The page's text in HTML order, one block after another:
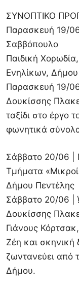
ΣΥΝΟΠΤΙΚΟ
Παρασκευή 19/
Σαββόπουλο
Παιδική
Ενηλίκων,
Παρασκευή 19/
Δουκίσσης
ταξίδι στο έργο
φωνητικά
Σάββατο 20/06 |
Τμήματα «Μικροί
Δήμου Πεντέλης
Σάββατο 20/06 |
Δουκίσσης
Γιάνους
Ζέη και σκηνική
ζωντανεύει από
Δήμου.